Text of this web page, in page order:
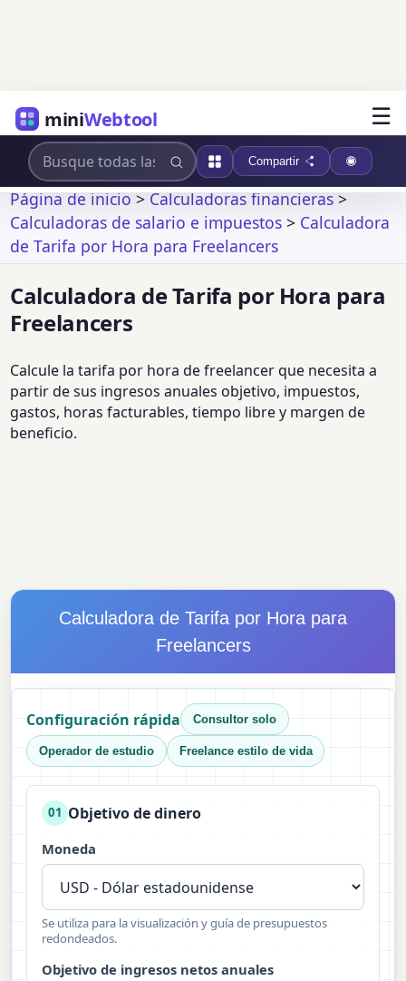
miniWebtool ☰
Compartir
Página de inicio>Calculadoras financieras>
Calculadoras de salario e impuestos > Calculadora
de Tarifa por Hora para Freelancers
Calculadora de Tarifa por Hora para
Freelancers
Calcule la tarifa por hora de freelancer que necesita a
partir de sus ingresos anuales objetivo, impuestos,
gastos, horas facturables, tiempo libre y margen de
beneficio.
Calculadora de Tarifa por Hora para
Freelancers
Configuración rápida Consultor solo
Operador de estudio Freelance estilo de vida
01 Objetivo de dinero
Moneda
Se utiliza para la visualización y guía de presupuestos
redondeados.
Objetivo de ingresos netos anuales